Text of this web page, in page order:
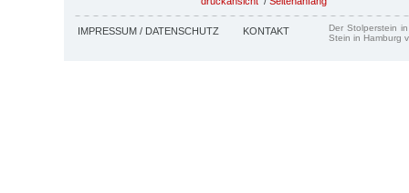
IMPRESSUM / DATENSCHUTZ KONTAKT
Der Stolperstein
Stein in Hamburg